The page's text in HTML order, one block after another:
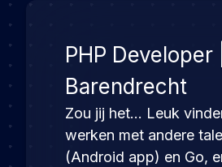
PHP Developer
Barendrecht
Zou jij het… Leuk
werken met andere
(Android app) en Go,